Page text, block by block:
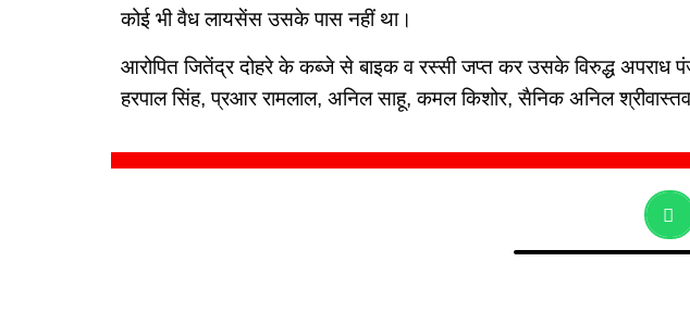
कोई भी वैध लायसेंस उसके पास नहीं था।
आरोपित जितेंद्र दोहरे के कब्जे से बाइक व रस्सी जप्त कर उसके विरुद्ध अपराध
हरपाल सिंह, प्रआर रामलाल, अनिल साहू, कमल किशोर, सैनिक अनिल श्रीवास्तव